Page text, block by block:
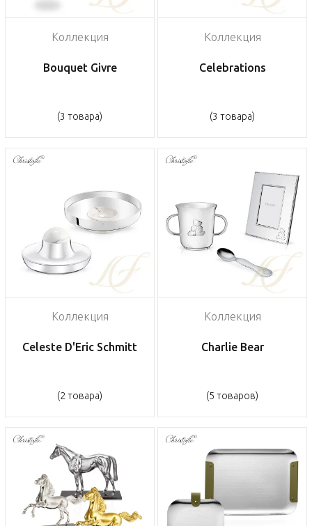
Коллекция
Bouquet Givre
(3 товара)
Коллекция
Celebrations
(3 товара)
Коллекция
Celeste D'Eric Schmitt
(2 товара)
Коллекция
Charlie Bear
(5 товаров)